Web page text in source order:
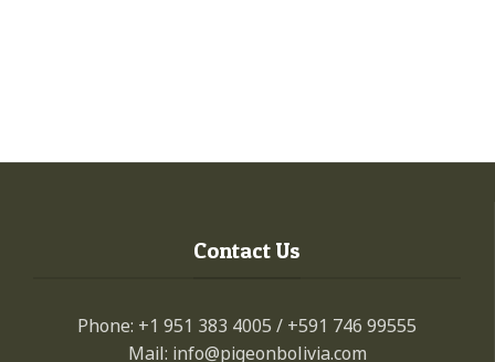
Contact Us
Phone: +1 951 383 4005 / +591 746 99555
Mail: info@pigeonbolivia.com